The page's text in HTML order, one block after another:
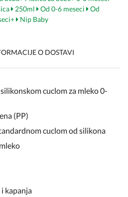
250ml Od 0-6 meseci Od
Nip Baby
O DOSTAVI
cuclom za mleko 0-
(PP)
cuclom od silikona
kapanja